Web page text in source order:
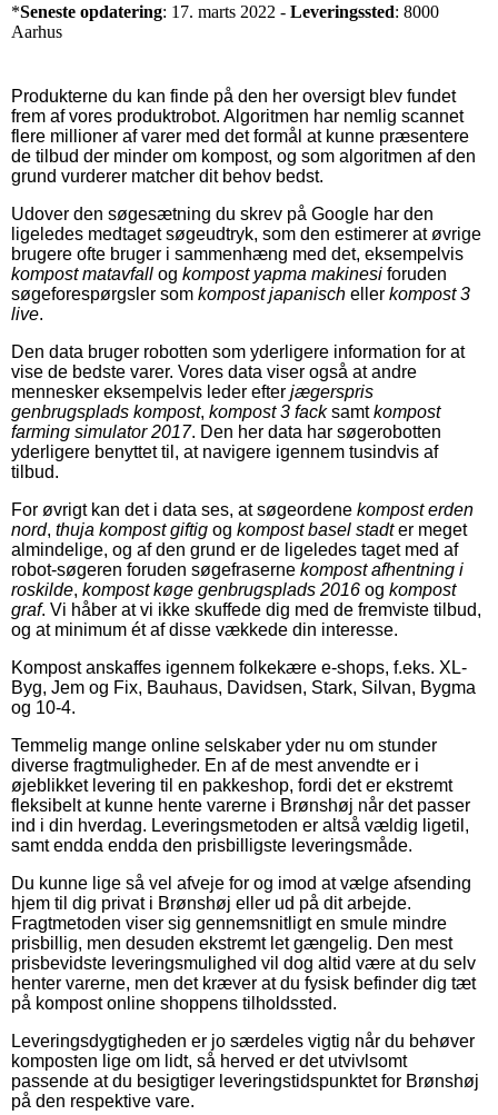
*Seneste opdatering: 17. marts 2022 - Leveringssted: 8000
Aarhus
Produkterne du kan finde på den her oversigt blev fundet
frem af vores produktrobot. Algoritmen har nemlig scannet
flere millioner af varer med det formål at kunne præsentere
de tilbud der minder om kompost, og som algoritmen af den
grund vurderer matcher dit behov bedst.
Udover den søgesætning du skrev på Google har den
ligeledes medtaget søgeudtryk, som den estimerer at øvrige
brugere ofte bruger i sammenhæng med det, eksempelvis
kompost matavfall og kompost yapma makinesi foruden
søgeforespørgsler som kompost japanisch eller kompost 3
live.
Den data bruger robotten som yderligere information for at
vise de bedste varer. Vores data viser også at andre
mennesker eksempelvis leder efter jægerspris
genbrugsplads kompost, kompost 3 facksamtkompost
farming simulator 2017. Den her data har søgerobotten
yderligere benyttet til, at navigere igennem tusindvis af
tilbud.
For øvrigt kan det i data ses, at søgeordene kompost erden
nord, thuja kompost giftig og kompost basel stadter meget
almindelige, og af den grund er de ligeledes taget med af
robot-søgeren foruden søgefraserne kompost afhentning i
roskilde, kompost køge genbrugsplads 2016 og kompost
graf. Vi håber at vi ikke skuffede dig med de fremviste tilbud,
og at minimum ét af disse vækkede din interesse.
Kompost anskaffes igennem folkekære e-shops, f.eks. XL-
Byg, Jem og Fix, Bauhaus, Davidsen, Stark, Silvan, Bygma
og 10-4.
Temmelig mange online selskaber yder nu om stunder
diverse fragtmuligheder. En af de mest anvendte er i
øjeblikket levering til en pakkeshop, fordi det er ekstremt
fleksibelt at kunne hente varerne i Brønshøj når det passer
ind i din hverdag. Leveringsmetoden er altså vældig ligetil,
samt endda endda den prisbilligste leveringsmåde.
Du kunne lige så vel afveje for og imod at vælge afsending
hjem til dig privat i Brønshøj eller ud på dit arbejde.
Fragtmetoden viser sig gennemsnitligt en smule mindre
prisbillig, men desuden ekstremt let gængelig. Den mest
prisbevidste leveringsmulighed vil dog altid være at du selv
henter varerne, men det kræver at du fysisk befinder dig tæt
på kompost online shoppens tilholdssted.
Leveringsdygtigheden er jo særdeles vigtig når du behøver
komposten lige om lidt, så herved er det utvivlsomt
passende at du besigtiger leveringstidspunktet for Brønshøj
på den respektive vare.